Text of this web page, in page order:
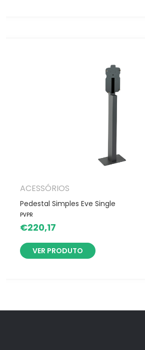
ACESSÓRIOS
Pedestal Simples Eve Single
PVPR
€220,17
VER PRODUTO